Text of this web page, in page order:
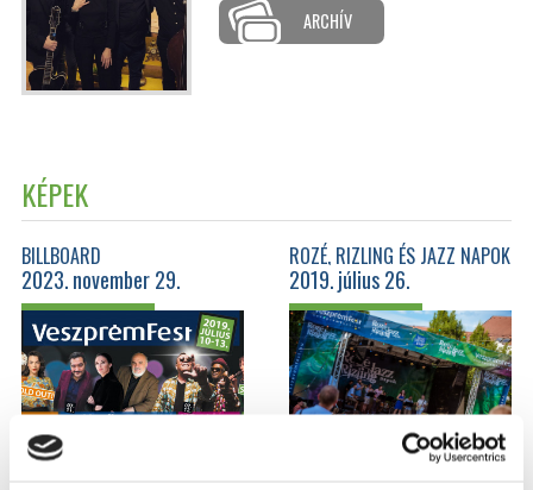
ARCHÍV
KÉPEK
BILLBOARD
2023. november 29.
ROZÉ, RIZLING ÉS JAZZ NAPOK
2019. július 26.